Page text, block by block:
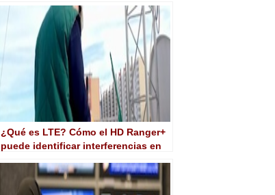
con un solo equipo
¿Qué es LTE? Cómo el HD Ranger+
puede identificar interferencias en